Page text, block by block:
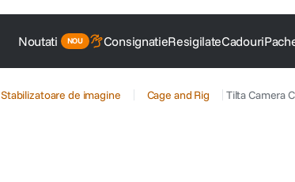
2. trepied
Noutati ConsignatieResigilateCadouri
Stabilizatoare de imagine Cage and Rig Tilta Camera